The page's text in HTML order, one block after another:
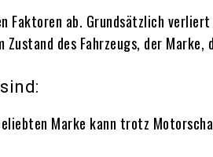
Faktoren ab. Grundsätzlich
des Fahrzeugs, der Marke,
Marke kann trotz